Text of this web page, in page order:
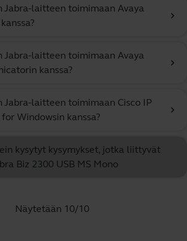
Jabra-laitteen toimimaan Avaya
chevron_right
Jabra-laitteen toimimaan Avaya
kanssa?
chevron_right
Jabra-laitteen toimimaan Cisco IP
Windowsin kanssa?
chevron_right
kysytyt kysymykset, jotka liittyvät
Biz 2300 USB MS Mono
Näytetään 10/10